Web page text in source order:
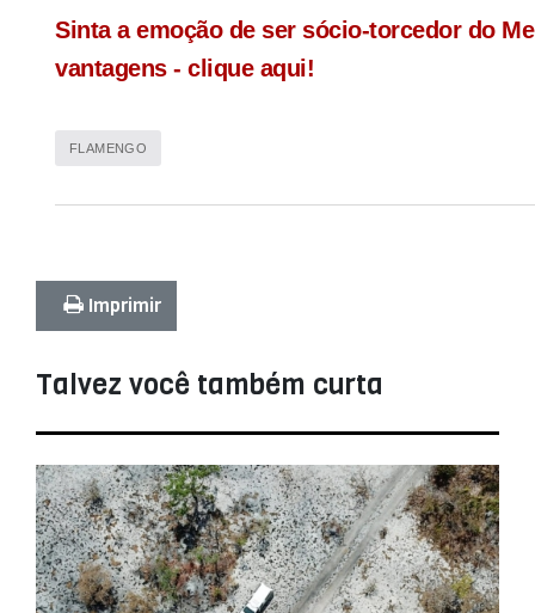
Sinta a emoção de ser sócio-torcedor do
vantagens - clique aqui!
FLAMENGO
Imprimir
Talvez você também curta